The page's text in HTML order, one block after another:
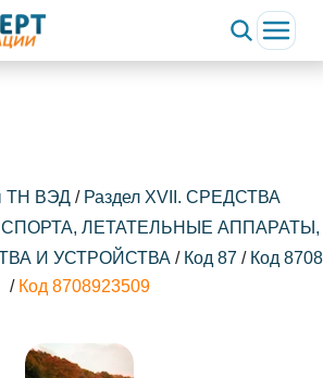
ТН ВЭД/ Раздел XVII. СРЕДСТВА
ЛЕТАТЕЛЬНЫЕ АППАРАТЫ,
И УСТРОЙСТВА / Код 87 / Код 8708
/ Код 8708923509